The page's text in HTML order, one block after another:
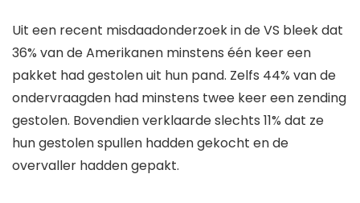
Uit een recent misdaadonderzoek in de VS bleek dat
36% van de Amerikanen minstens één keer een
pakket had gestolen uit hun pand. Zelfs 44% van de
ondervraagden had minstens twee keer een zending
gestolen. Bovendien verklaarde slechts 11% dat ze
hun gestolen spullen hadden gekocht en de
overvaller hadden gepakt.